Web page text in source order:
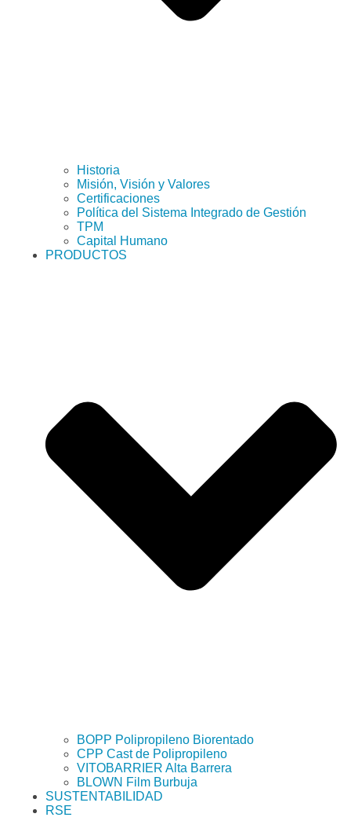
Historia
Misión, Visión y Valores
Certificaciones
Política del Sistema Integrado de Gestión
TPM
Capital Humano
PRODUCTOS
BOPP Polipropileno Biorentado
CPP Cast de Polipropileno
VITOBARRIER Alta Barrera
BLOWN Film Burbuja
SUSTENTABILIDAD
RSE